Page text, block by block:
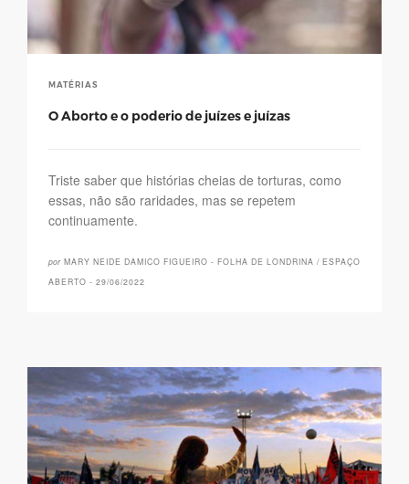
MATÉRIAS
O Aborto e o poderio de juízes e juízas
Triste saber que histórias cheias de torturas, como
essas, não são raridades, mas se repetem
continuamente.
por MARY NEIDE DAMICO FIGUEIRO - FOLHA DE LONDRINA / ESPAÇO
ABERTO - 29/06/2022